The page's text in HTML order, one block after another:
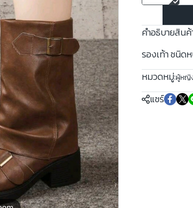
คำอธิบายสิน
รองเท้า ชนิด
หมวดหมู่:ผู้หญิ
แชร์